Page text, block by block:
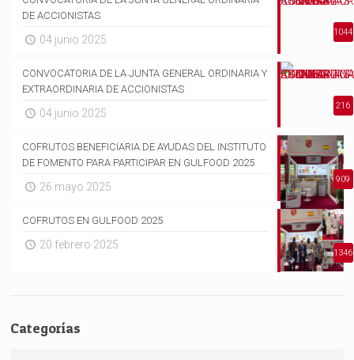
1044
DE ACCIONISTAS
04 junio 2025
216
CONVOCATORIA DE LA JUNTA GENERAL ORDINARIA Y
EXTRAORDINARIA DE ACCIONISTAS
04 junio 2025
909
COFRUTOS BENEFICIARIA DE AYUDAS DEL INSTITUTO
DE FOMENTO PARA PARTICIPAR EN GULFOOD 2025
26 mayo 2025
1346
COFRUTOS EN GULFOOD 2025
20 febrero 2025
Categorías